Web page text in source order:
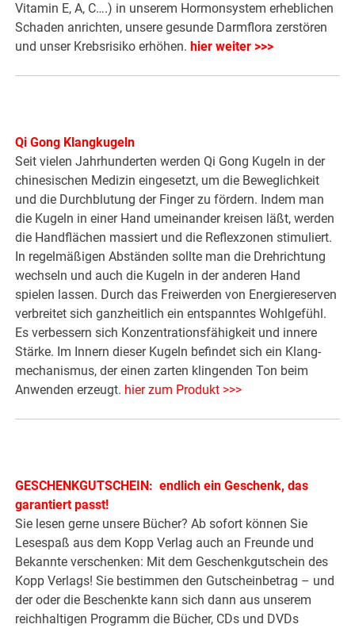
Vitamin E, A, C….) in unserem Hormonsystem erheblichen
Schaden anrichten, unsere gesunde Darmflora zerstören
und unser Krebsrisiko erhöhen. hier weiter >>>
Qi Gong Klangkugeln
Seit vielen Jahrhunderten werden Qi Gong Kugeln in der
chinesischen Medizin eingesetzt, um die Beweglichkeit
und die Durchblutung der Finger zu fördern. Indem man
die Kugeln in einer Hand umeinander kreisen läßt, werden
die Handflächen massiert und die Reflexzonen stimuliert.
In regelmäßigen Abständen sollte man die Drehrichtung
wechseln und auch die Kugeln in der anderen Hand
spielen lassen. Durch das Freiwerden von Energiereserven
verbreitet sich ganzheitlich ein entspanntes Wohlgefühl.
Es verbessern sich Konzentra­tionsfähigkeit und innere
Stärke. Im Innern dieser Kugeln befindet sich ein Klang­
mechanismus, der einen zarten klingenden Ton beim
Anwenden erzeugt. hier zum Produkt >>>
GESCHENKGUTSCHEIN: endlich ein Geschenk, das
garantiert passt!
Sie lesen gerne unsere Bücher? Ab sofort können Sie
Lesespaß aus dem Kopp Verlag auch an Freunde und
Bekannte verschenken: Mit dem Geschenkgutschein des
Kopp Verlags! Sie bestimmen den Gutscheinbetrag – und
der oder die Beschenkte kann sich dann aus unserem
reichhaltigen Programm die Bücher, CDs und DVDs